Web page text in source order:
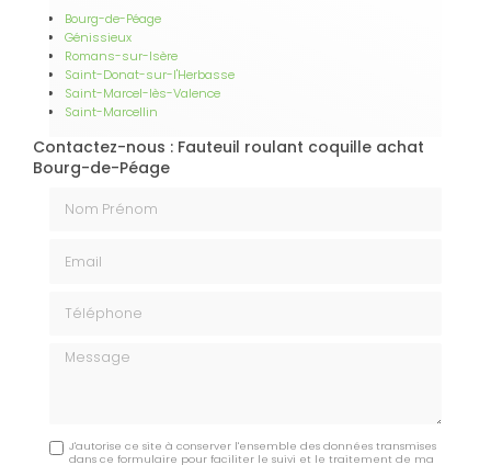
Bourg-de-Péage
Génissieux
Romans-sur-Isère
Saint-Donat-sur-l'Herbasse
Saint-Marcel-lès-Valence
Saint-Marcellin
Contactez-nous : Fauteuil roulant coquille achat
Bourg-de-Péage
Message
J'autorise ce site à conserver l'ensemble des données transmises
dans ce formulaire pour faciliter le suivi et le traitement de ma